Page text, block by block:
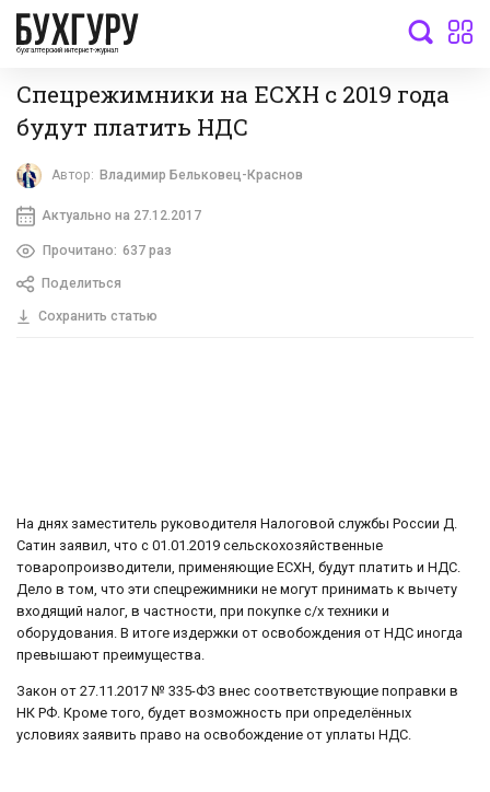
бухгалтерский интернет-журнал
Спецрежимники на ЕСХН с 2019 года
будут платить НДС
Автор: Владимир Бельковец-Краснов
Актуально на 27.12.2017
Прочитано: 637 раз
Поделиться
Сохранить статью
На днях заместитель руководителя Налоговой службы России Д.
Сатин заявил, что с 01.01.2019 сельскохозяйственные
товаропроизводители, применяющие ЕСХН, будут платить и НДС.
Дело в том, что эти спецрежимники не могут принимать к вычету
входящий налог, в частности, при покупке с/х техники и
оборудования. В итоге издержки от освобождения от НДС иногда
превышают преимущества.
Закон от 27.11.2017 № 335-ФЗ внес соответствующие поправки в
НК РФ. Кроме того, будет возможность при определённых
условиях заявить право на освобождение от уплаты НДС.